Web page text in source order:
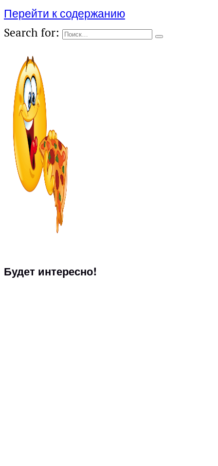
Перейти к содержанию
Search for:
Будет интересно!